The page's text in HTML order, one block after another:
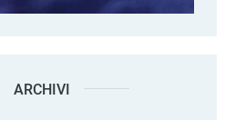
ARCHIVI Archivi